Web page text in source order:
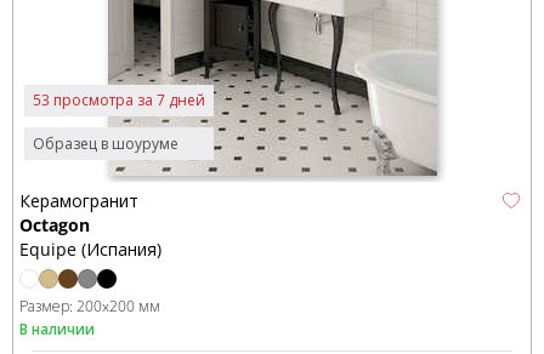
Образец в шоуруме
53 просмотра за 7 дней
Керамогранит
Octagon
Equipe (Испания)
Размер: 200x200 мм
В наличии